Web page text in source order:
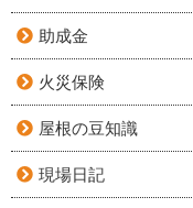
助成金
火災保険
屋根の豆知識
現場日記